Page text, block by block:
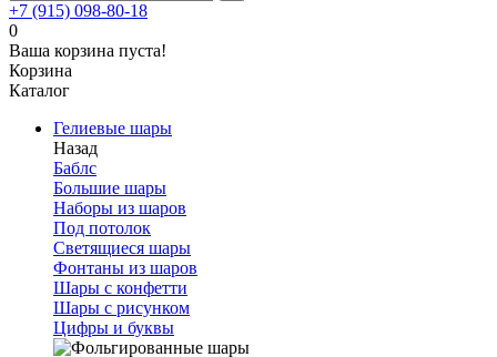
+7 (915) 098-80-18
0
Ваша корзина пуста!
Корзина
Каталог
Гелиевые шары
Назад
Баблс
Большие шары
Наборы из шаров
Под потолок
Светящиеся шары
Фонтаны из шаров
Шары с конфетти
Шары с рисунком
Цифры и буквы